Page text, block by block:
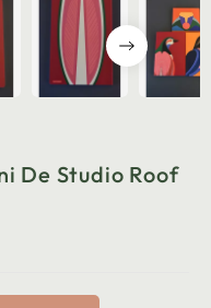
De Studio Roof